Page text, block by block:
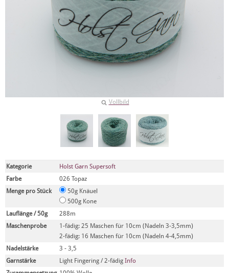
Vollbild
Kategorie
Holst Garn Supersoft
Farbe
026 Topaz
Menge pro Stück
50g Knäuel
500g Kone
Lauflänge / 50g
288m
Maschenprobe
1-fädig: 25 Maschen für 10cm (Nadeln 3-3,5mm)
2-fädig: 16 Maschen für 10cm (Nadeln 4-4,5mm)
Nadelstärke
3 - 3,5
Garnstärke
Light Fingering / 2-fädig Info